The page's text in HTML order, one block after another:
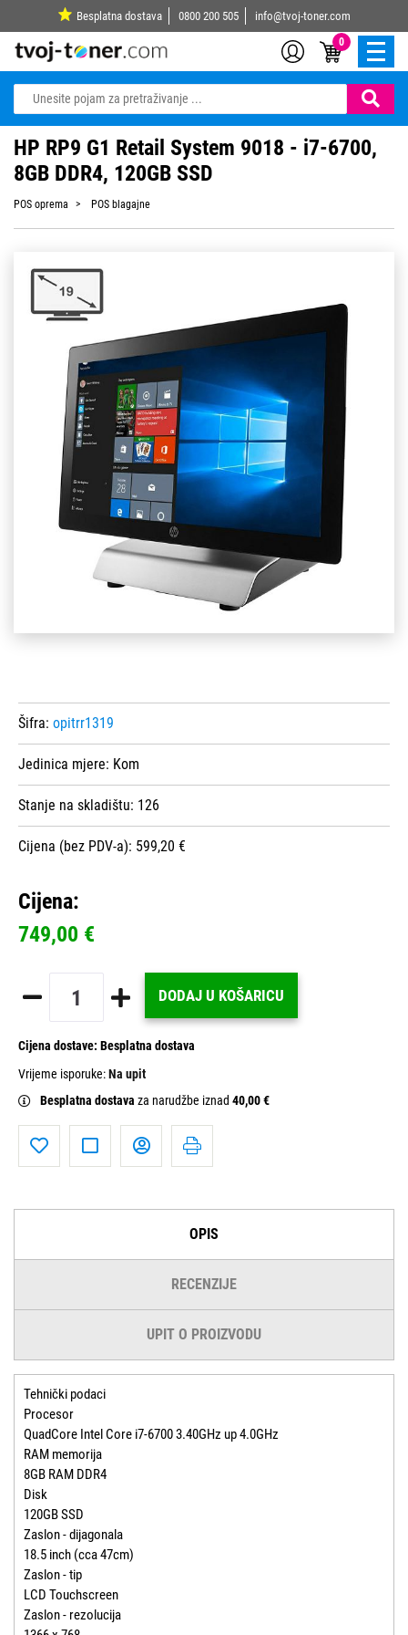
Besplatna dostava 0800 200 505 info@tvoj-toner.com
0
HP RP9 G1 Retail System 9018 - i7-6700,
8GB DDR4, 120GB SSD
POS oprema POS blagajne
Šifra: opitrr1319
Jedinica mjere: Kom
Stanje na skladištu: 126
Cijena (bez PDV-a): 599,20 €
Cijena:
749,00 €
DODAJ U KOŠARICU
Cijena dostave: Besplatna dostava
Vrijeme isporuke:Na upit
Besplatna dostava za narudžbe iznad 40,00 €
OPIS
RECENZIJE
UPIT O PROIZVODU
Tehnički podaci
Procesor
QuadCore Intel Core i7-6700 3.40GHz up 4.0GHz
RAM memorija
8GB RAM DDR4
Disk
120GB SSD
Zaslon - dijagonala
18.5 inch (cca 47cm)
Zaslon - tip
LCD Touchscreen
Zaslon - rezolucija